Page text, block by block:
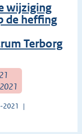
wijziging
de heffing
Terborg
2021